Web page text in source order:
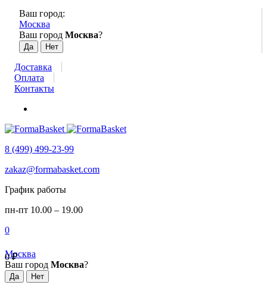
Ваш город:
Москва
Ваш город Москва?
Доставка
Оплата
Контакты
8 (499) 499-23-99
zakaz@formabasket.com
График работы
пн-пт 10.00 – 19.00
0
0₽
Москва
Ваш город Москва?